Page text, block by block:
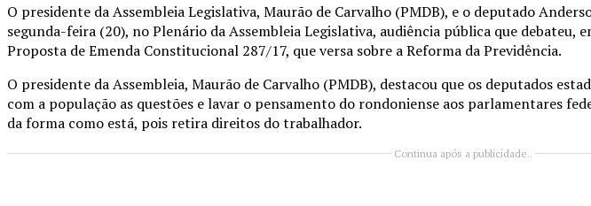
O presidente da Assembleia Legislativa, Maurão de Carvalho (PMDB), e o deputado
segunda-feira (20), no Plenário da Assembleia Legislativa, audiência pública que debateu,
Proposta de Emenda Constitucional 287/17, que versa sobre a Reforma da Previdência.
O presidente da Assembleia, Maurão de Carvalho (PMDB), destacou que os deputados
com a população as questões e lavar o pensamento do rondoniense aos parlamentares
da forma como está, pois retira direitos do trabalhador.
Continua após a publicidade..